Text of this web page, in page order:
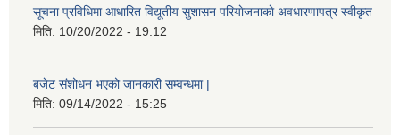
सूचना प्रविधिमा आधारित विद्यूतीय सुशासन परियाेजनाकाे अवधारणापत्र स्वीकृत
मिति: 10/20/2022 - 19:12
बजेट संशोधन भएको जानकारी सम्वन्धमा |
मिति: 09/14/2022 - 15:25